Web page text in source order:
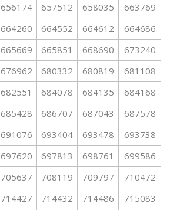
656174 657512 658035
663769
664260 664552 664612
664686
665669 665851 668690
673240
676962 680332 680819
681108
682551 684078 684135
684168
685428 686707 687043
687578
691076 693404 693478
693738
697620 697813 698761
699586
705637 708119 709797
710472
714427 714432 714486
715083